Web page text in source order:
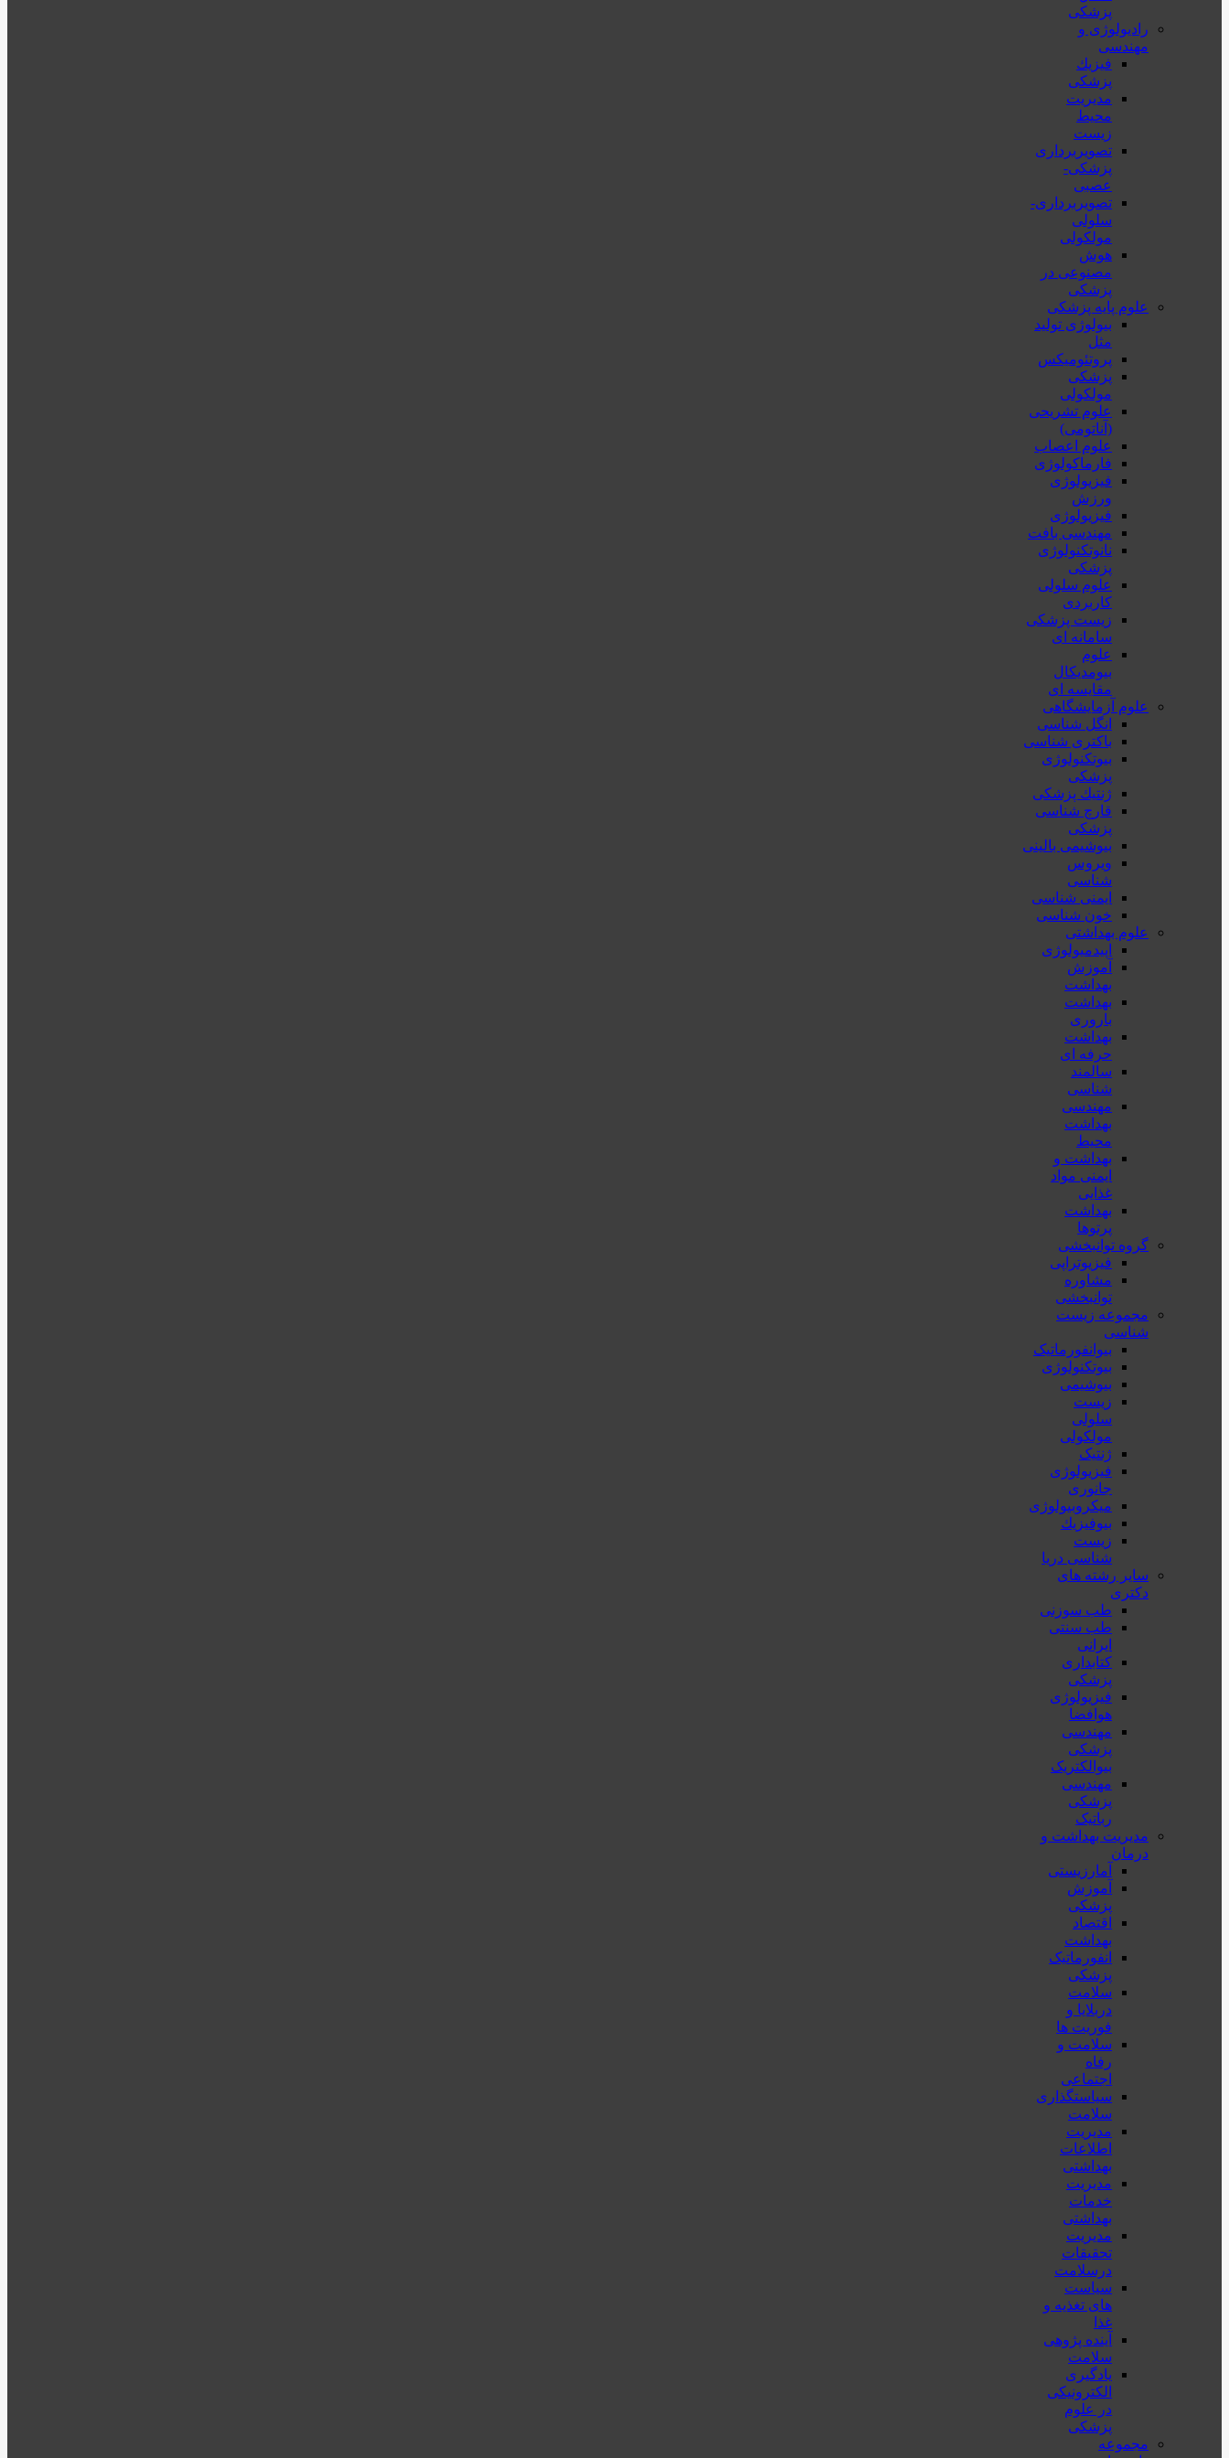
پزشکی
رادیولوژی و
مهندسی
فيزيك
پزشکی
مدیریت
محیط
زیست
تصویربرداری
پزشکی-
عصبی
تصویربرداری-
سلولی
مولکولی
هوش
مصنوعی در
پزشکی
علوم پایه پزشکی
بیولوژی تولید
مثل
پروتئومیکس
پزشکی
مولکولی
علوم تشریحی
(آناتومی)
علوم اعصاب
فارماکولوژی
فیزیولوژی
ورزش
فیزیولوژی
مهندسی بافت
نانوتکنولوژی
پزشکی
علوم سلولی
کاربردی
زیست پزشکی
سامانه ای
علوم
بیومدیکال
مقایسه ای
علوم آزمایشگاهی
انگل شناسی
باکتری شناسی
بیوتکنولوژی
پزشکی
ژنتيك پزشکی
قارچ شناسی
پزشكی
بیوشیمی بالینی
ویروس
شناسی
ایمنی شناسی
خون شناسی
علوم بهداشتی
اپیدمیولوژی
آموزش
بهداشت
بهداشت
باروری
بهداشت
حرفه ای
سالمند
شناسی
مهندسی
بهداشت
محيط
بهداشت و
ایمنی مواد
غذایی
بهداشت
پرتوها
گروه توانبخشی
فیزیوتراپی
مشاوره
توانبخشی
مجموعه زیست
شناسی
بیوانفورماتیک
بیوتکنولوژی
بیوشیمی
زیست
سلولی
مولکولی
ژنتیک
فیزیولوژی
جانوری
میکروبیولوژی
بيوفيزيك
زیست
شناسی دریا
سایر رشته های
دکتری
طب سوزنی
طب سنتی
ایرانی
کتابداری
پزشکی
فیزیولوژی
هوافضا
مهندسی
پزشکی
بیوالکتریک
مهندسی
پزشکی
رباتیک
مدیریت بهداشت و
درمان
آمارزیستی
آموزش
پزشکی
اقتصاد
بهداشت
انفورماتیک
پزشکی
سلامت
دربلايا و
فوريت ها
سلامت و
رفاه
اجتماعی
سیاستگذاری
سلامت
مدیریت
اطلاعات
بهداشتی
مدیریت
خدمات
بهداشتی
مدیریت
تحقیقات
درسلامت
سیاست
های تغذیه و
غذا
آینده پژوهی
سلامت
یادگیری
الکترونیکی
در علوم
پزشکی
مجموعه